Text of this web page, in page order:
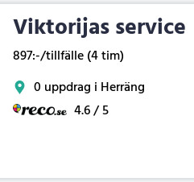
Viktorijas service
897:-/tillfälle (4 tim)
0 uppdrag i Herräng
4.6 / 5